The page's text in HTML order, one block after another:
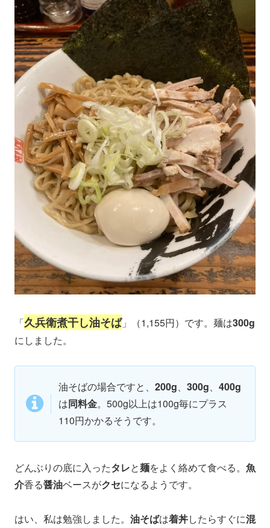
「久兵衛煮干し油そば」（1,155円）です。麺は300g
にしました。
油そばの場合ですと、 200g、 300g、 400g
は同料金。500g以上は100g毎にプラス
110円かかるそうです。
どんぶりの底に入ったタレと麺をよく絡めて食べる。 魚
介香る醤油ベースがクセになるようです。
はい、私は勉強しました。 油そばは着丼したらすぐに混